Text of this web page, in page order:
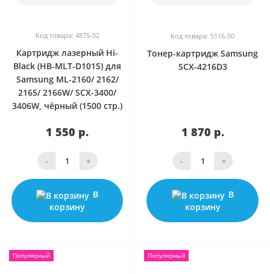
Код товара: 4875-02
Картридж лазерный Hi-
Black (HB-MLT-D101S) для
Samsung ML-2160/ 2162/
2165/ 2166W/ SCX-3400/
3406W, чёрный (1500 стр.)
1 550 р.
- +
В
корзину
Код товара: 5116-50
Тонер-картридж Samsung
SCX-4216D3
1 870 р.
- +
В
корзину
Популярный Популярный